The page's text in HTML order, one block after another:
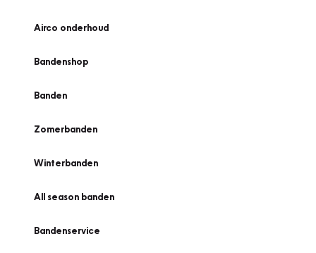
Airco onderhoud
Bandenshop
Banden
Zomerbanden
Winterbanden
All season banden
Bandenservice